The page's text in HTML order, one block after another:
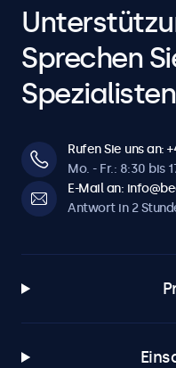
Sprechen
Rufen Sie uns an:
Mo. - Fr.: 8:30 bis
E-Mail an:
Antwort in 2